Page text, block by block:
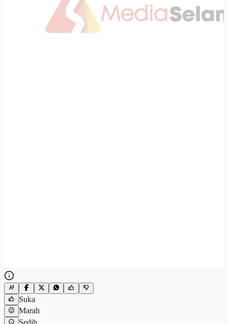
Suka
Marah
Sedih